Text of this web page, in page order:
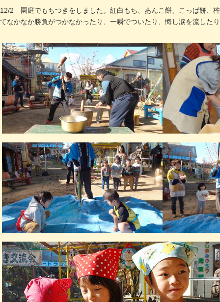
12/2 園庭でもちつきをしました。紅白もち、あんこ餅、こっぱ餅、
てなかなか勝負がつかなかったり、一瞬でついたり、悔し涙を流した